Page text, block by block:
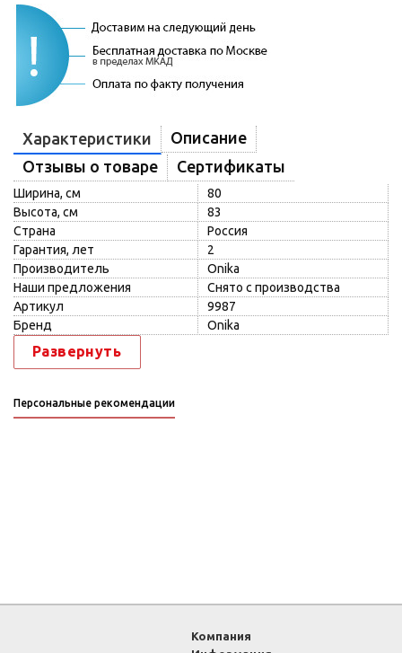
Характеристики
Описание
Отзывы о товаре
Сертификаты
Ширина, см
80
Высота, см
83
Страна
Россия
Гарантия, лет
2
Производитель
Onika
Наши предложения
Снято с производства
Артикул
9987
Бренд
Onika
Развернуть
Персональные рекомендации
Компания